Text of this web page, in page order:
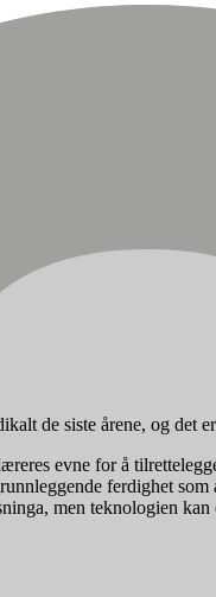
de siste årene, og
evne for å
ferdighet
men teknologien